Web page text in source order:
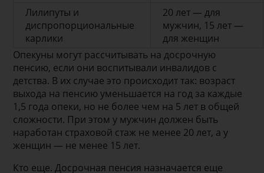
Лилипуты и
диспропорциональные
карлики
20 лет — для
мужчин, 15 лет —
для женщин
Опекуны могут рассчитывать на досрочную
пенсию, если они воспитывали инвалидов с
детства. В их случае это происходит так: возраст
выхода на пенсию уменьшается на год за каждые
1,5 года опеки, но не более чем на 5 лет в общей
сложности. При этом у мужчин должен быть
наработан страховой стаж не менее 20 лет, а у
женщин — не менее 15 лет.
Кто еще. Досрочная пенсия назначается еще